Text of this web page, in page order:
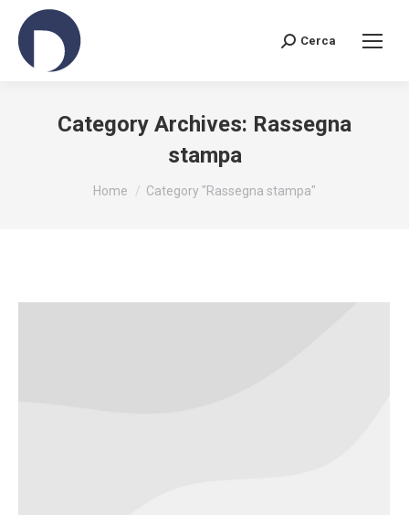
Search:
Cerca
Category Archives: Rassegna
stampa
You are here:
Home Category "Rassegna stampa"